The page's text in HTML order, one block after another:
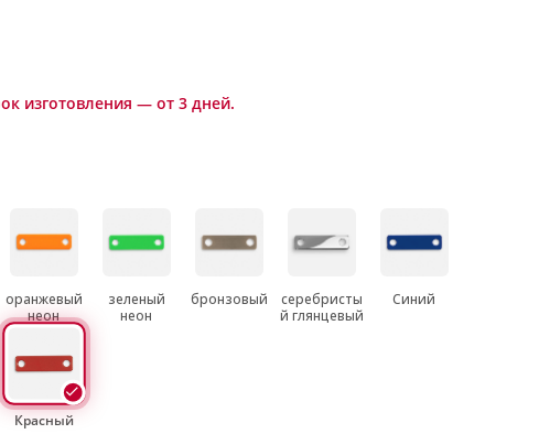
изготовления — от 3 дней.
оранжевый
неон
зеленый
неон
бронзовый
серебристы
й глянцевый
Синий
Красный